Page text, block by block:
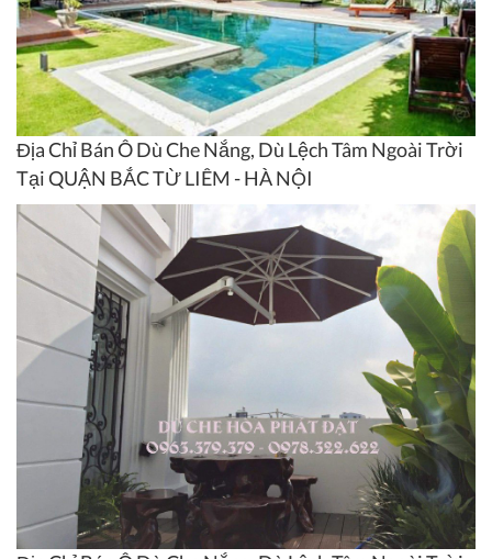
Địa Chỉ Bán Ô Dù Che Nắng, Dù Lệch Tâm Ngoài Trời
Tại QUẬN BẮC TỪ LIÊM - HÀ NỘI